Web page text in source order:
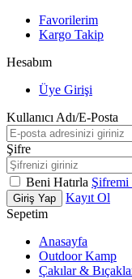
Favorilerim
Kargo Takip
Hesabım
Üye Girişi
Kullanıcı Adı/E-Posta
Şifre
Beni Hatırla
Giriş Yap
Kayıt Ol
Sepetim
Anasayfa
Outdoor Kamp
Çakılar &